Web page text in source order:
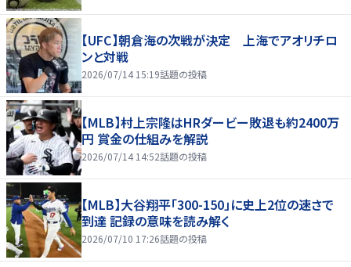
【UFC】朝倉海の次戦が決定 上海でアオリチロ
ンと対戦
2026/07/14 15:19話題の投稿
【MLB】村上宗隆はHRダービー敗退も約2400万
円 賞金の仕組みを解説
2026/07/14 14:52話題の投稿
【MLB】大谷翔平「300-150」に史上2位の速さで
到達 記録の意味を読み解く
2026/07/10 17:26話題の投稿